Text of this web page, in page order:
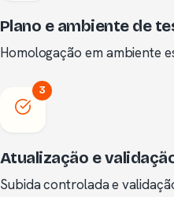
Plano e ambiente de
Homologação em ambiente
3
Atualização e
Subida controlada e